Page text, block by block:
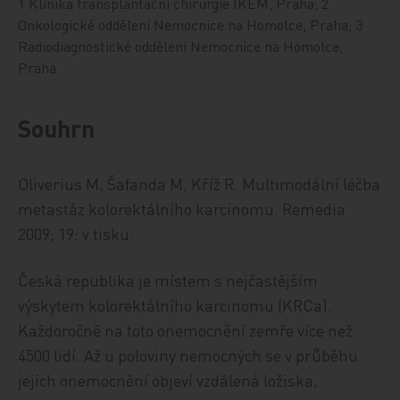
Onkologické oddělení Nemocnice na Homolce, Praha; 3
Radiodiagnostické oddělení Nemocnice na Homolce,
Praha
Souhrn
Oliverius M, Šafanda M, Kříž R. Multimodální léčba
metastáz kolorektálního karcinomu. Remedia
2009; 19: v tisku.
Česká republika je místem s nejčastějším
výskytem kolorektálního karcinomu (KRCa).
Každoročně na toto onemocnění zemře více než
4500 lidí. Až u poloviny nemocných se v průběhu
jejich onemocnění objeví vzdálená ložiska,